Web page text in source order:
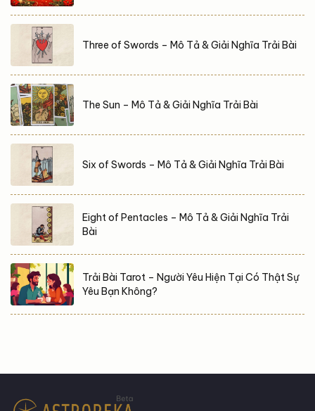
Three of Swords – Mô Tả & Giải Nghĩa Trải Bài
The Sun – Mô Tả & Giải Nghĩa Trải Bài
Six of Swords – Mô Tả & Giải Nghĩa Trải Bài
Eight of Pentacles – Mô Tả & Giải Nghĩa Trải
Bài
Trải Bài Tarot – Người Yêu Hiện Tại Có Thật Sự
Yêu Bạn Không?